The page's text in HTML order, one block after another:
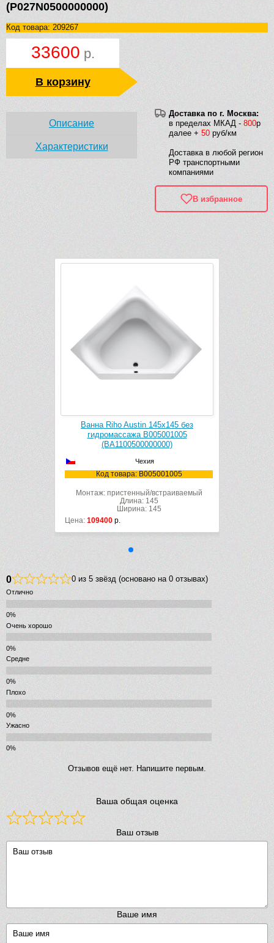
(P027N0500000000)
Код товара: 209267
33600 р.
В корзину
Доставка по г. Москва:
в пределах МКАД - 800р
далее + 50 руб/км
Доставка в любой регион
РФ транспортными
компаниями
В избранное
Описание
Характеристики
Ванна Riho Austin 145х145 без
гидромассажа B005001005
(BA1100500000000)
Чехия
Код товара: B005001005
Монтаж: пристенный/встраиваемый
Длина: 145
Ширина: 145
Цена: 109400 р.
0 0 из 5 звёзд (основано на 0 отзывах)
Отлично
Очень хорошо
Средне
Плохо
Ужасно
Отзывов ещё нет. Напишите первым.
Ваша общая оценка
Ваш отзыв
Ваше имя